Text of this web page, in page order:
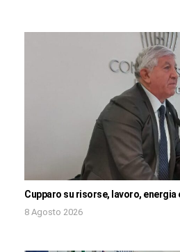
Cupparo su risorse, lavoro, energia
8 Agosto 2026